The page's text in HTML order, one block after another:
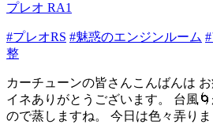
プレオ RA1
#プレオRS #魅惑のエンジンルーム
整
カーチューンの皆さんこんばんは
イネありがとうございます。 台風
ので蒸しますね。 今日は色々弄り